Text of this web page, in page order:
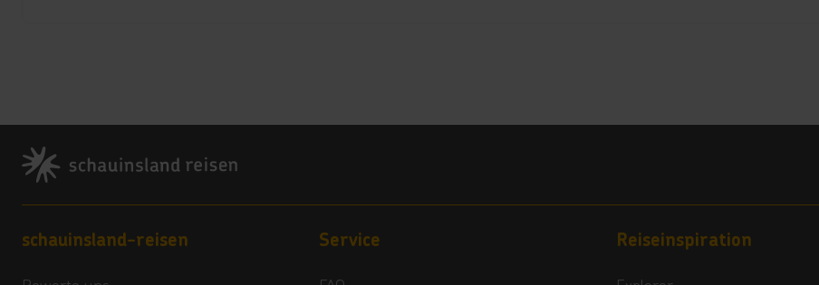
Footer
Footer navigation
schauinsland-reisen Service Reiseinspiration